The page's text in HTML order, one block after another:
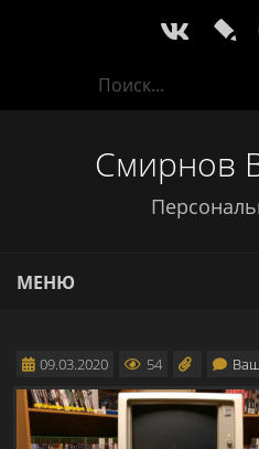
l
Смирнов
МЕНЮ
09.03.2020 54